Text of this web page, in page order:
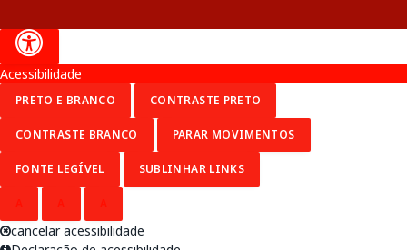
Acessibilidade
PRETO E BRANCO CONTRASTE PRETO
CONTRASTE BRANCO PARAR MOVIMENTOS
FONTE LEGÍVEL SUBLINHAR LINKS
cancelar acessibilidade